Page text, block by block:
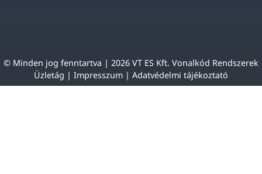
© Minden jog fenntartva | 2026 VT ES Kft. Vonalkód Rendszerek
Üzletág | Impresszum | Adatvédelmi tájékoztató